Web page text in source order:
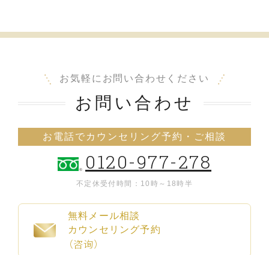
お気軽にお問い合わせください
お問い合わせ
お電話でカウンセリング予約・ご相談
0120-977-278
不定休 受付時間：10時～18時半
無料メール相談
カウンセリング予約
（咨询）